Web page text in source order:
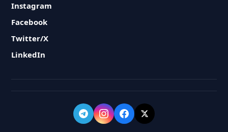
Instagram
Facebook
Twitter/X
LinkedIn